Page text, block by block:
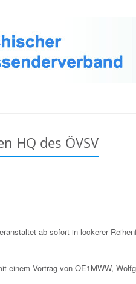
HQ des ÖVSV
ab sofort in lockerer
einem Vortrag von OE1MWW,